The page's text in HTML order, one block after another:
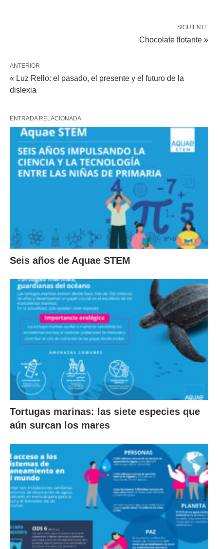
SIGUIENTE
Chocolate flotante »
ANTERIOR
« Luz Rello: el pasado, el presente y el futuro de la
dislexia
ENTRADA RELACIONADA
Seis años de Aquae STEM
Tortugas marinas: las siete especies que
aún surcan los mares